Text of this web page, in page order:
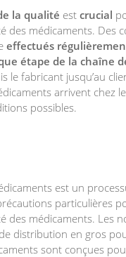
la qualité est crucial
des médicaments. Des
effectués
étape de la chaîne
le fabricant jusqu’au
arrivent chez
possibles.
est un
particulières
des médicaments. Les
distribution en gros
sont conçues